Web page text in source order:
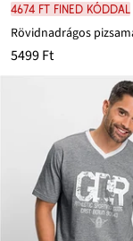
4674 Ft FINED kóddal
5499 Ft